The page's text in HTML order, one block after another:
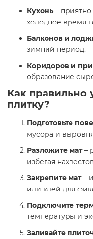
Кухонь –
холодное время
Балконов и
зимний период.
Коридоров и
образование
Как правильно
плитку?
Подготовьте
мусора и
Разложите мат–
избегая
Закрепите мат–
или клей для
Подключите
температуры и
Заливайте